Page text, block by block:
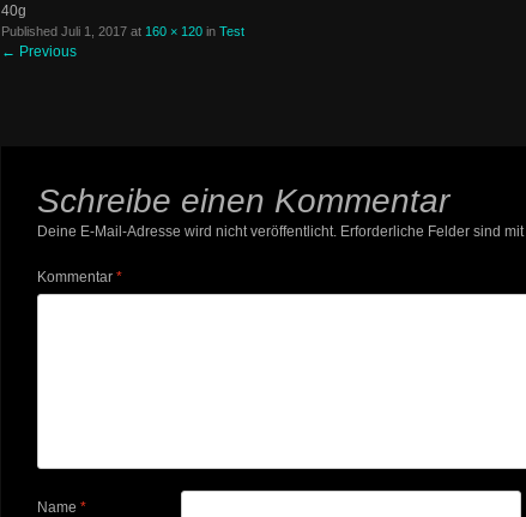
40g
Published Juli 1, 2017 at 160 × 120 in Test
← Previous
Schreibe einen Kommentar
Deine E-Mail-Adresse wird nicht veröffentlicht. Erforderliche Felder sind mit
Kommentar *
Name *